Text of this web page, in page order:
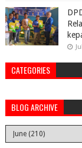
CATEGORIES
BLOG ARCHIVE